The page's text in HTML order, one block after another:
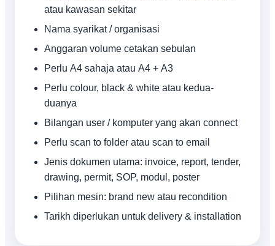
atau kawasan sekitar
Nama syarikat / organisasi
Anggaran volume cetakan sebulan
Perlu A4 sahaja atau A4 + A3
Perlu colour, black & white atau kedua-
duanya
Bilangan user / komputer yang akan connect
Perlu scan to folder atau scan to email
Jenis dokumen utama: invoice, report, tender,
drawing, permit, SOP, modul, poster
Pilihan mesin: brand new atau recondition
Tarikh diperlukan untuk delivery & installation